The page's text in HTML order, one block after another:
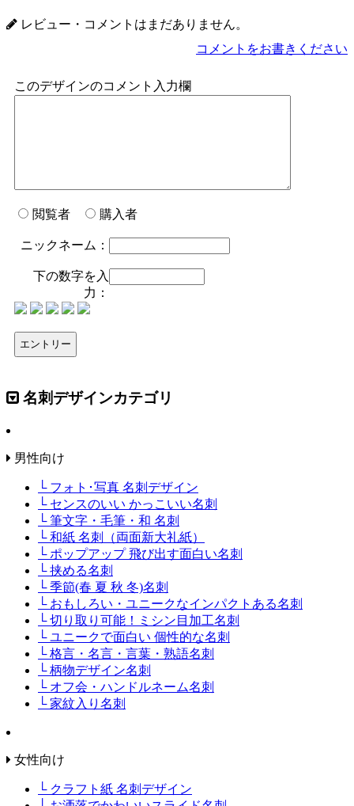
レビュー・コメントはまだありません。
コメントをお書きください
このデザインのコメント入力欄
閲覧者 購入者
ニックネーム：
下の数字を入
力：
名刺デザインカテゴリ
男性向け
└ フォト･写真 名刺デザイン
└ センスのいい かっこいい名刺
└ 筆文字・毛筆・和 名刺
└ 和紙 名刺（両面新大礼紙）
└ ポップアップ 飛び出す面白い名刺
└ 挟める名刺
└ 季節(春 夏 秋 冬)名刺
└ おもしろい・ユニークなインパクトある名刺
└ 切り取り可能！ミシン目加工名刺
└ ユニークで面白い 個性的な名刺
└ 格言・名言・言葉・熟語名刺
└ 柄物デザイン名刺
└ オフ会・ハンドルネーム名刺
└ 家紋入り名刺
女性向け
└ クラフト紙 名刺デザイン